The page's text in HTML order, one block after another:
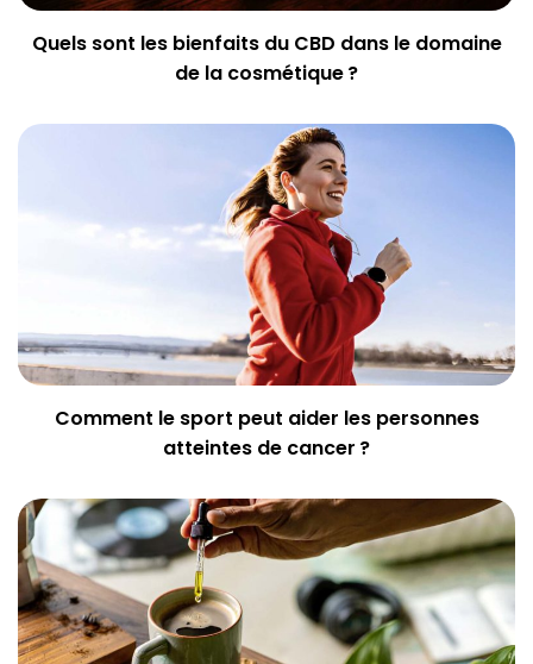
Quels sont les bienfaits du CBD dans le domaine
de la cosmétique ?
Comment le sport peut aider les personnes
atteintes de cancer ?